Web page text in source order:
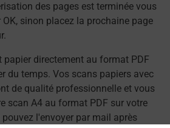
des pages est terminée vous
sinon placez la prochaine page
papier directement au format PDF
du temps. Vos scans papiers avec
de qualité professionnelle et vous
scan A4 au format PDF sur votre
pouvez l'envoyer par mail après